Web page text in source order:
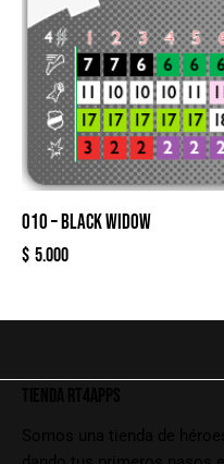
010 – BLACK WIDOW
$ 5.000